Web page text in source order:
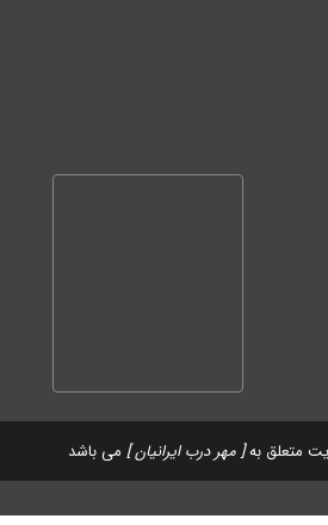
متعلق به[ مهر درب ایرانیان ] می باشد